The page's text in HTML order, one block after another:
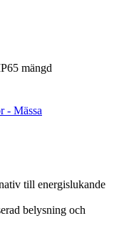
mängd
- Mässa
till energislukande
belysning och